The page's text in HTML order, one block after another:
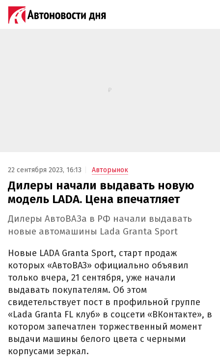
22 сентября 2023, 16:13 Авторынок
Дилеры начали выдавать новую
модель LADA. Цена впечатляет
Дилеры АвтоВАЗа в РФ начали выдавать
новые автомашины Lada Granta Sport
Новые LADA Granta Sport, старт продаж
которых «АвтоВАЗ» официально объявил
только вчера, 21 сентября, уже начали
выдавать покупателям. Об этом
свидетельствует пост в профильной группе
«Lada Granta FL клуб» в соцсети «ВКонтакте», в
котором запечатлен торжественный момент
выдачи машины белого цвета с черными
корпусами зеркал.